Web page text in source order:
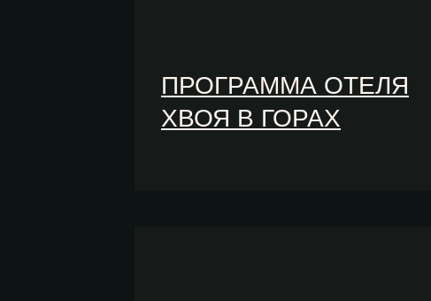
ПРОГРАММА ОТЕЛЯ
ХВОЯ В ГОРАХ